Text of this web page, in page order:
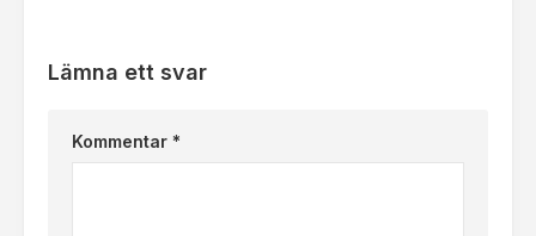
Lämna ett svar
Kommentar *